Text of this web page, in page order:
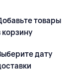
товары
корзину
дату